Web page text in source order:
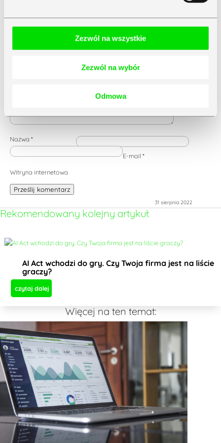
Zezwól na wszystkie
Zezwól na wybór
Odmowa
31 sierpnia 2022
Komentarz*
Nazwa*
E-mail*
Witryna internetowa
Prześlij komentarz
Rekomendowany kolejny artykuł:
AI Act wchodzi do gry. Czy Twoja firma jest na liście
graczy?
czytaj dalej
Więcej na ten temat: